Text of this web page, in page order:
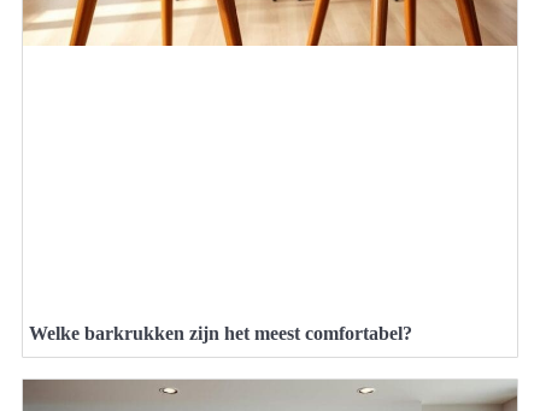
Welke barkrukken zijn het meest comfortabel?